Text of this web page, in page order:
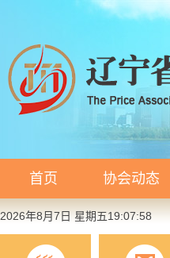
首页 协会动态
2026年8月7日 星期五19:07:58